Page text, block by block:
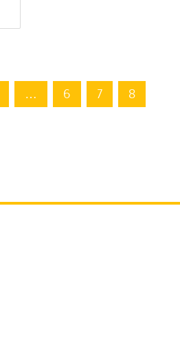
… 6 7
8